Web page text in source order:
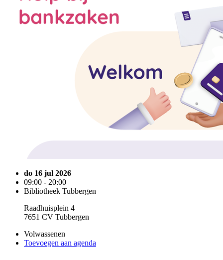
do 16 jul 2026
09:00 - 20:00
Bibliotheek Tubbergen
Raadhuisplein 4
7651 CV Tubbergen
Volwassenen
Toevoegen aan agenda